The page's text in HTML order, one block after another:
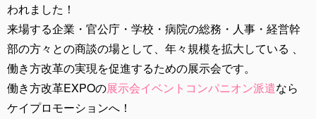
われました！
来場する企業・官公庁・学校・病院の総務・人事・経営幹
部の方々との商談の場として、年々規模を拡大している 、
働き方改革の実現を促進するための展示会です。
働き方改革EXPOの展示会イベントコンパニオン派遣なら
ケイプロモーションへ！